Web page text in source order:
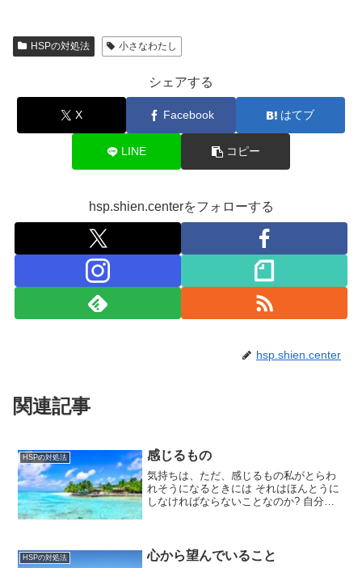
HSPの対処法 小さなわたし
シェアする
X Facebook はてブ
LINE コピー
hsp.shien.centerをフォローする
hsp.shien.center
関連記事
HSPの対処法 感じるもの
気持ちは、ただ、感じるもの私がとらわ
れそうになるときには それはほんとうに
しなければならないことなのか? 自分に
う。私がとらわれそ...
HSPの対処法 心から望んでいること